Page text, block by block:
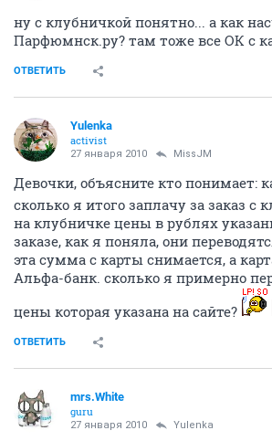
ну с клубничкой понятно... а как
Парфюмнск.ру? там тоже все ОК с
ОТВЕТИТЬ
Yulenka
activist
27 января 2010 MissJM
Девочки, объясните кто понимает:
сколько я итого заплачу за заказ с
на клубничке цены в рублях
заказе, как я поняла, они
эта сумма с карты снимается, а
Альфа-банк. сколько я примерно
цены которая указана на сайте?
ОТВЕТИТЬ
mrs.White
guru
27 января 2010 Yulenka